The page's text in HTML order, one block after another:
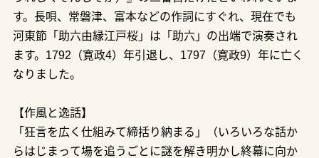
す。長唄、常磐津、富本などの作詞にすぐれ、現在でも
河東節「助六由縁江戸桜」は「助六」の出端で演奏され
ます。1792（寛政4）年引退し、1797（寛政9）年に亡く
なりました。
【作風と逸話】
「狂言を広く仕組みて締括り納まる」（いろいろな話か
らはじまって場を追うごとに謎を解き明かし終幕に向か